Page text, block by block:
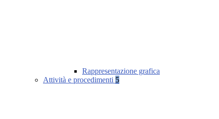
Rappresentazione grafica
Attività e procedimenti 5